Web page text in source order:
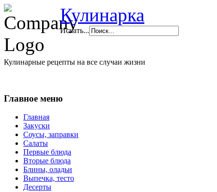
Кулинарка
Искать...
Кулинарные рецепты на все случаи жизни
Главное меню
Главная
Закуски
Соусы, заправки
Салаты
Первые блюда
Вторые блюда
Блины, оладьи
Выпечка, тесто
Десерты